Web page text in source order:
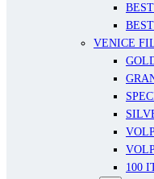
VENICE
100